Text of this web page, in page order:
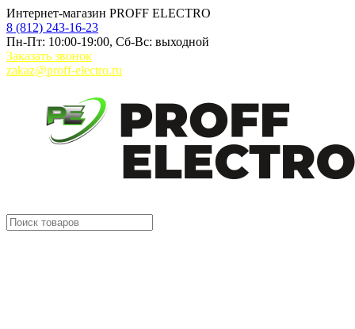
Интернет-магазин PROFF ELECTRO
8 (812) 243-16-23
Пн-Пт: 10:00-19:00, Сб-Вс: выходной
Заказать звонок
zakaz@proff-electro.ru